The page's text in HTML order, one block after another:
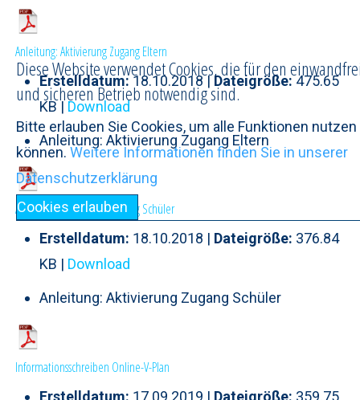
Diese Website verwendet Cookies, die für den
und sicheren Betrieb notwendig sind.
Bitte erlauben Sie Cookies, um alle Funktionen
können. Weitere Informationen finden Sie in unserer
Datenschutzerklärung
Cookies erlauben
Anleitung: Aktivierung Zugang Eltern
Erstelldatum:18.10.2018 |Dateigröße:475.65
KB | Download
Anleitung: Aktivierung Zugang Eltern
Anleitung: Aktivierung Zugang Schüler
Erstelldatum: 18.10.2018 | Dateigröße: 376.84
KB | Download
Anleitung: Aktivierung Zugang Schüler
Informationsschreiben Online-V-Plan
Erstelldatum: 17.09.2019 | Dateigröße: 359.75